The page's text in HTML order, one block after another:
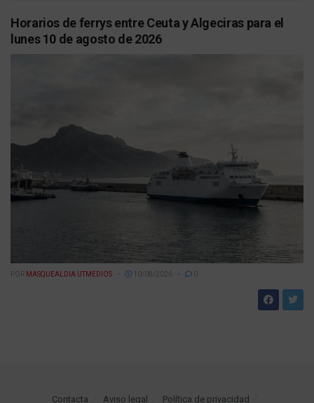
Horarios de ferrys entre Ceuta y Algeciras para el
lunes 10 de agosto de 2026
POR MASQUEALDIA UTMEDIOS 10/08/2026 0
Contacta Aviso legal Política de privacidad